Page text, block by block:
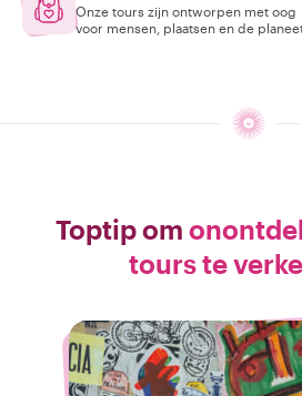
Onze tours zijn ontworpen met oog
voor mensen, plaatsen en de
Toptip om
tours te